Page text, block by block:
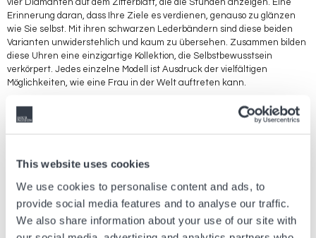
This website uses cookies
We use cookies to personalise content and ads, to
provide social media features and to analyse our traffic.
We also share information about your use of our site with
vier Diamanten auf dem Zifferblatt, die die Stunden anzeigen. Eine
Erinnerung daran, dass Ihre Ziele es verdienen, genauso zu glänzen
wie Sie selbst. Mit ihren schwarzen Lederbändern sind diese beiden
Varianten unwiderstehlich und kaum zu übersehen. Zusammen bilden
diese Uhren eine einzigartige Kollektion, die Selbstbewusstsein
verkörpert. Jedes einzelne Modell ist Ausdruck der vielfältigen
Möglichkeiten, wie eine Frau in der Welt auftreten kann.
Der Antrieb, der ihr Impulse gibt
ihrer ganzen Leidenschaft in die Zukunft zu schreiten. Die End-of-Life-
immer bereitet ist. SRV ist nicht nur ein Name, sondern steht für
Sapphire Rectangle V: ein facettiertes Saphirglas mit rechteckiger
Silhouette, wobei das „V“ ein Hinweis auf die Wasserdichtigkeit von 5
bar ist. Jedes Detail ist bewusst gewählt und verdeutlicht den